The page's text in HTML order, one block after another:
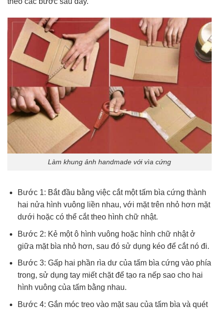
Làm khung ảnh handmade với vìa cứng
Bước 1: Bắt đầu bằng việc cắt một tấm bìa cứng thành
hai nửa hình vuông liền nhau, với mặt trên nhỏ hơn mặt
dưới hoặc có thể cắt theo hình chữ nhật.
Bước 2: Kẻ một ô hình vuông hoặc hình chữ nhật ở
giữa mặt bìa nhỏ hơn, sau đó sử dụng kéo để cắt nó đi.
Bước 3: Gấp hai phần rìa dư của tấm bìa cứng vào phía
trong, sử dụng tay miết chặt để tạo ra nếp sao cho hai
hình vuông của tấm bằng nhau.
Bước 4: Gắn móc treo vào mặt sau của tấm bìa và quét